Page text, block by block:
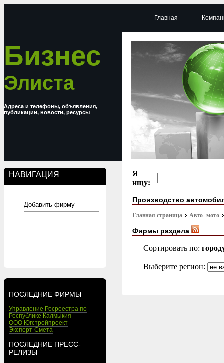
Бизнес
Элиста
Адреса и телефоны, объявления,
публикации, новости, ресурсы
НАВИГАЦИЯ
Добавить фирму
ПОСЛЕДНИЕ ФИРМЫ
Управление Росреестра по
Республике Калмыкия
ООО Югстройпроект
Эксперт-Смета
ПОСЛЕДНИЕ ПРЕСС-
РЕЛИЗЫ
Главная
Я
ищу:
Производство
Главная страница Авто- мото
Фирмы раздела
Сортировать по:
Выберите регион: